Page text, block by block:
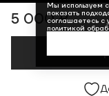
5 000 ₽
Мы используем
показать
соглашаетесь с
политикой